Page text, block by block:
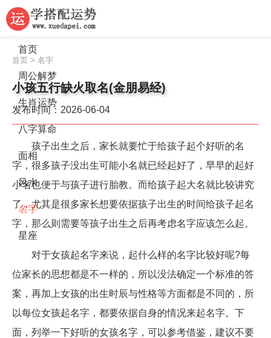
首页
周公解梦
生肖运势
八字算命
面相
风水
名字
星座
首页 > 名字
小孩五行缺火取名(金朋易经)
发布时间：2026-06-04
孩子出生之后，家长就要忙于给孩子起个好听的名
字，很多孩子没出生可能小名就已经起好了，早早的起好
小名也便于与孩子进行胎教。而给孩子起大名就比较讲究
了，尤其是很多家长想要依据孩子出生的时间给孩子起名
字，那么则需要等孩子出生之后再考虑名字应该怎么起。
对于女孩起名字来说，起什么样的名字比较好呢?每
位家长的思想都是不一样的，所以没法确定一个标准的答
案，再加上女孩的出生时辰与性格等方面都是不同的，所
以每位女孩起名字，都要依据自身的情况来起名字。下
面，列举一下好听的女孩名字，可以参考借鉴，建议不要